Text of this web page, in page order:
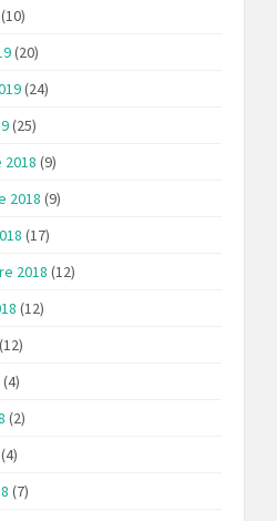
(10)
(20)
(24)
(25)
(9)
2018 (9)
(17)
2018 (12)
(12)
(12)
(4)
(2)
(4)
(7)